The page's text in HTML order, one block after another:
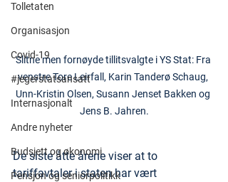
Tolletaten
Organisasjon
Covid-19
#jegerstatsansatt
Internasjonalt
Andre nyheter
Budsjett og økonomi
Pensjon og seniorpolitikk
Slitne men fornøyde tillitsvalgte i YS Stat: Fra
venstre Tore Leirfall, Karin Tanderø Schaug,
Unn-Kristin Olsen, Susann Jenset Bakken og
Jens B. Jahren.
De siste åtte årene viser at to
tariffavtaler i staten har vært